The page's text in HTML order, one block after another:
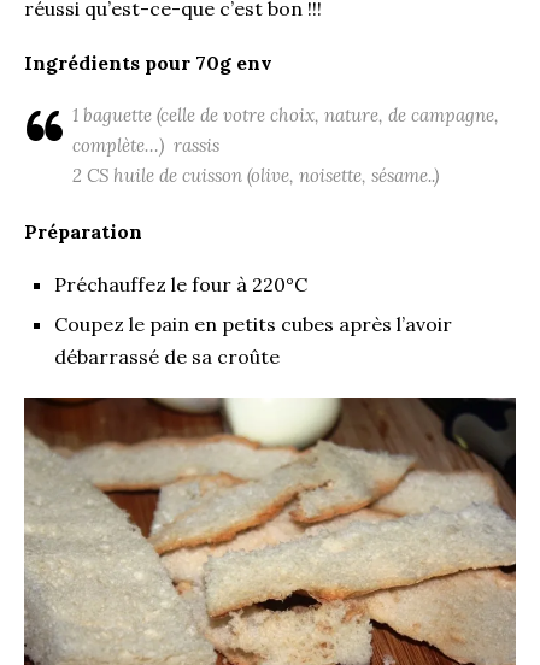
réussi qu’est-ce-que c’est bon !!!
Ingrédients pour 70g env
1 baguette (celle de votre choix, nature, de campagne,
complète…) rassis
2 CS huile de cuisson (olive, noisette, sésame..)
Préparation
Préchauffez le four à 220°C
Coupez le pain en petits cubes après l’avoir
débarrassé de sa croûte